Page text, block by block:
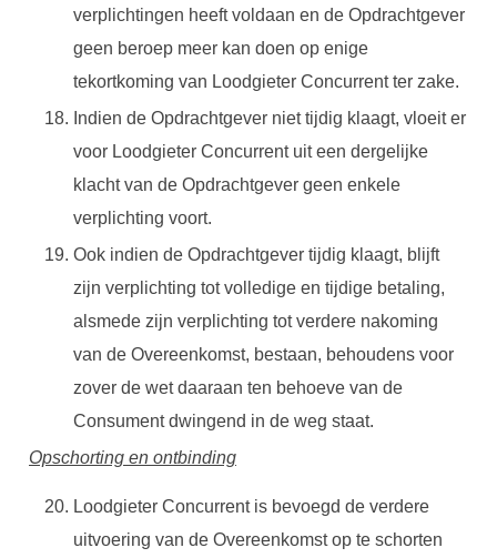
verplichtingen heeft voldaan en de Opdrachtgever
geen beroep meer kan doen op enige
tekortkoming van Loodgieter Concurrent ter zake.
Indien de Opdrachtgever niet tijdig klaagt, vloeit er
voor Loodgieter Concurrent uit een dergelijke
klacht van de Opdrachtgever geen enkele
verplichting voort.
Ook indien de Opdrachtgever tijdig klaagt, blijft
zijn verplichting tot volledige en tijdige betaling,
alsmede zijn verplichting tot verdere nakoming
van de Overeenkomst, bestaan, behoudens voor
zover de wet daaraan ten behoeve van de
Consument dwingend in de weg staat.
Opschorting en ontbinding
Loodgieter Concurrent is bevoegd de verdere
uitvoering van de Overeenkomst op te schorten